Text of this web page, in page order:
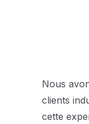
Nous
clients
cette